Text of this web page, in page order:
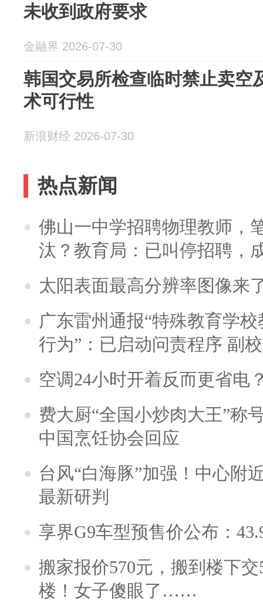
未收到政府要求
金融界 2026-07-30
韩国交易所检查临时禁止卖空
术可行性
新浪财经 2026-07-30
热点新闻
佛山一中学招聘物理教师，
汰？教育局：已叫停招聘，
太阳表面最高分辨率图像来
广东雷州通报“特殊教育学
行为”：已启动问责程序 副
空调24小时开着反而更省电
费大厨“全国小炒肉大王”称
中国烹饪协会回应
台风“白海豚”加强！中心附
最新研判
享界G9车型预售价公布：
搬家报价570元，搬到楼下
楼！女子傻眼了……